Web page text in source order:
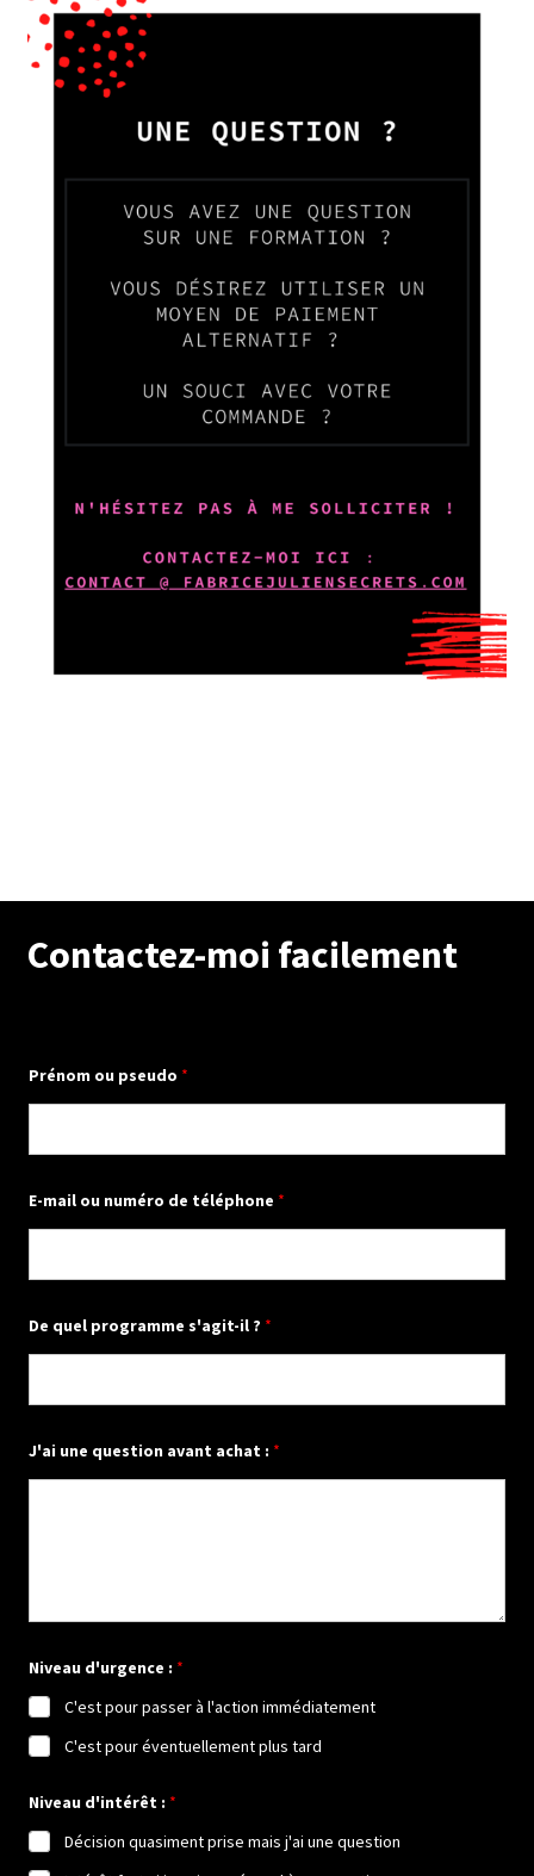
Contactez-moi facilement
Prénom ou pseudo *
s
o
P
o
E-mail ou numéro de téléphone *
De quel programme s'agit-il ? *
J'ai une question avant achat : *
Niveau d'urgence : *
C'est pour passer à l'action immédiatement
C'est pour éventuellement plus tard
Niveau d'intérêt : *
Décision quasiment prise mais j'ai une question